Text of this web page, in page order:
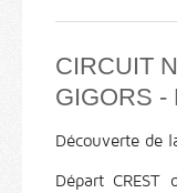
CIRCUIT
GIGORS -
Découverte de
Départ CREST